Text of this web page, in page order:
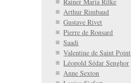
Arthur Rimbaud
Gustave Rivet
Pierre de Ronsard
Saadi
Valentine de Saint Point
Léopold Sédar Senghor
Anne Sexton